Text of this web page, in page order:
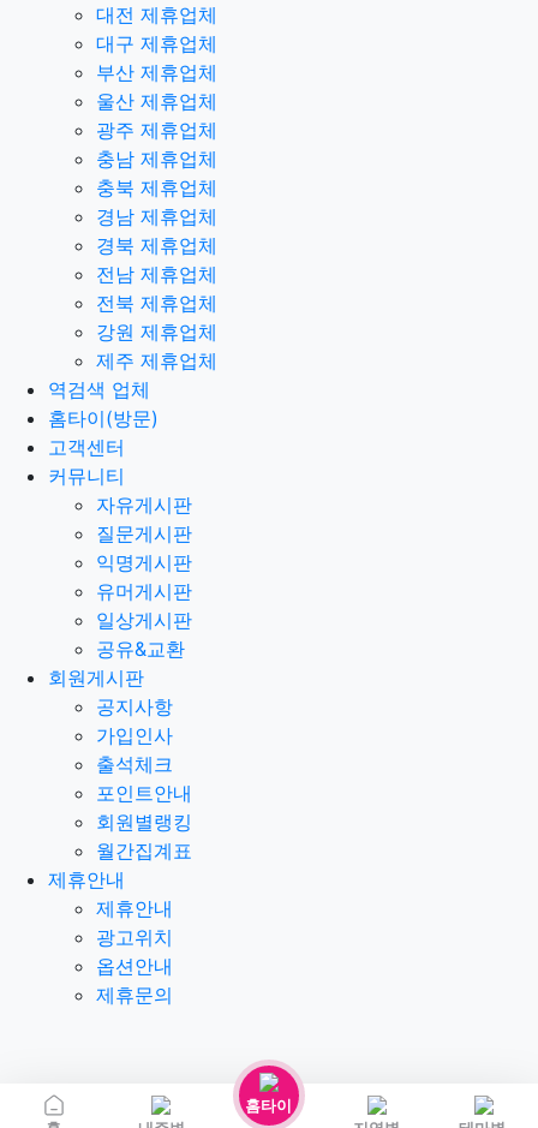
홈타이
대전 제휴업체
대구 제휴업체
부산 제휴업체
울산 제휴업체
광주 제휴업체
충남 제휴업체
충북 제휴업체
경남 제휴업체
경북 제휴업체
전남 제휴업체
전북 제휴업체
강원 제휴업체
제주 제휴업체
역검색 업체
홈타이(방문)
고객센터
커뮤니티
자유게시판
질문게시판
익명게시판
유머게시판
일상게시판
공유&교환
회원게시판
공지사항
가입인사
출석체크
포인트안내
회원별랭킹
월간집계표
제휴안내
제휴안내
광고위치
옵션안내
제휴문의